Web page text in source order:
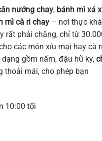
nướng chay, bánh mì xá
mì cà ri chay – nơi thực
rất phải chăng, chỉ từ
các món xíu mại hay cà ri
gồm nấm, đậu hũ ky,
thoải mái, cho phép bạn
10:00 tối